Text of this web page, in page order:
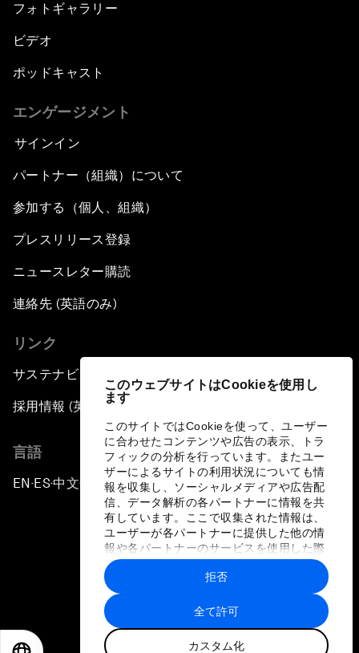
このウェブサイトはCookieを使用し
ます
このサイトではCookieを使って、ユーザー
に合わせたコンテンツや広告の表示、トラ
フィックの分析を行っています。またユー
ザーによるサイトの利用状況についても情
報を収集し、ソーシャルメディアや広告配
信、データ解析の各パートナーに情報を共
有しています。ここで収集された情報は、
ユーザーが各パートナーに提供した他の情
報や各パートナーのサービスを使用した際
に収集された情報と組み合わされ、各パー
トナーによって使用されることがありま
す。
全て許可
カスタム化
拒否
フォトギャラリー
ビデオ
ポッドキャスト
エンゲージメント
サインイン
パートナー（組織）について
参加する（個人、組織）
プレスリリース登録
ニュースレター購読
連絡先 (英語のみ)
リンク
サステナビリティへの取り組み
採用情報 (英語のみ)
言語
EN ▪ES▪中文▪ 日本語
プライバシーポリシーと利用規約
サイトマップ